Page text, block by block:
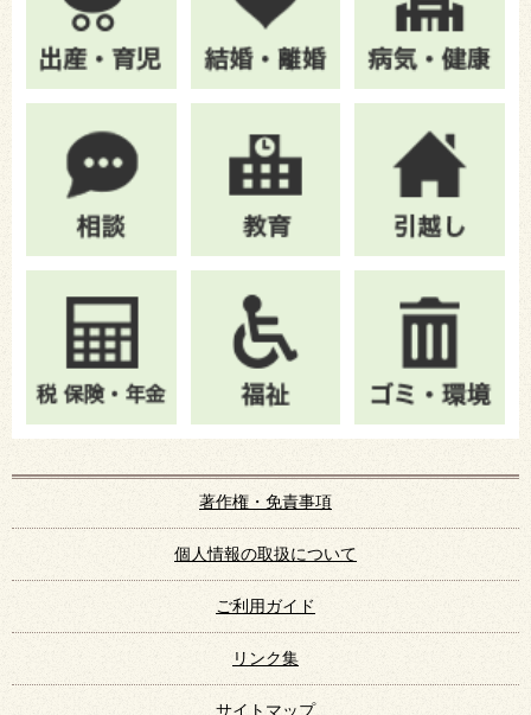
著作権・免責事項
個人情報の取扱について
ご利用ガイド
リンク集
サイトマップ